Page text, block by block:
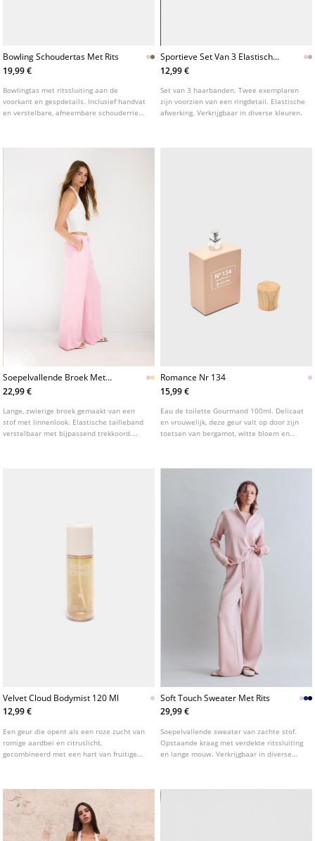
Bowling Schoudertas Met Rits
19,99 €
Bowlingtas met ritssluiting aan de
voorkant en gespdetails. Inclusief handvat
en verstelbare, afneembare schouderriem.
Sportieve Set Van 3 Elastische
Haarbanden
12,99 €
Set van 3 haarbanden. Twee exemplaren
zijn voorzien van een ringdetail. Elastische
afwerking. Verkrijgbaar in diverse kleuren.
Soepelvallende Broek Met
Linnenlook L01235236
22,99 €
Lange, zwierige broek gemaakt van een
stof met linnenlook. Elastische tailleband
verstelbaar met bijpassend trekkoord.
Romance Nr 134
15,99 €
Eau de toilette Gourmand 100ml. Delicaat
en vrouwelijk, deze geur valt op door zijn
toetsen van bergamot, witte bloem en
Velvet Cloud Bodymist 120 Ml
12,99 €
Een geur die opent als een roze zucht van
romige aardbei en citruslicht,
gecombineerd met een hart van fruitige
omhelst de huid en laat een gourmand en
verslavend spoor achter.
Soft Touch Sweater Met Rits
29,99 €
Soepelvallende sweater van zachte stof.
Opstaande kraag met verdekte ritssluiting
en lange mouw. Verkrijgbaar in diverse